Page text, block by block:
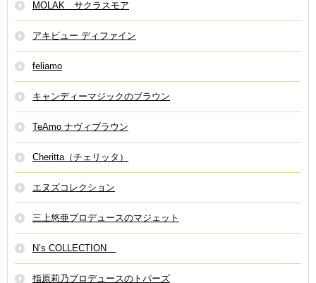
MOLAK サクラスモア
アキビュー ディファイン
feliamo
キャンディーマジックのブラウン
TeAmo ナヴィブラウン
Cheritta（チェリッタ）
エヌズコレクション
三上悠亜プロデュースのマジェット
N’s COLLECTION
指原莉乃プロデュースのトパーズ